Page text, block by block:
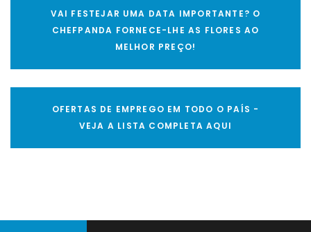
VAI FESTEJAR UMA DATA IMPORTANTE? O
CHEFPANDA FORNECE-LHE AS FLORES AO
MELHOR PREÇO!
OFERTAS DE EMPREGO EM TODO O PAÍS -
VEJA A LISTA COMPLETA AQUI